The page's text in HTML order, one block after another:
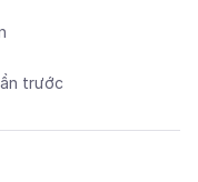
trước